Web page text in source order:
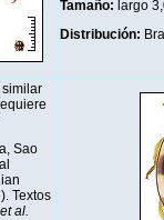
Tamaño: largo
Distribución:
Sao
Textos
et al.